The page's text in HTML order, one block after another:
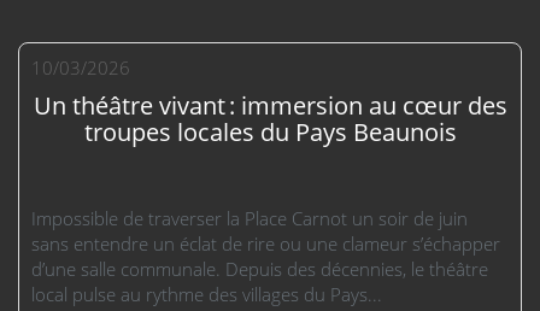
10/03/2026
Un théâtre vivant : immersion au cœur des
troupes locales du Pays Beaunois
Impossible de traverser la Place Carnot un soir de juin
sans entendre un éclat de rire ou une clameur s’échapper
d’une salle communale. Depuis des décennies, le théâtre
local pulse au rythme des villages du Pays...